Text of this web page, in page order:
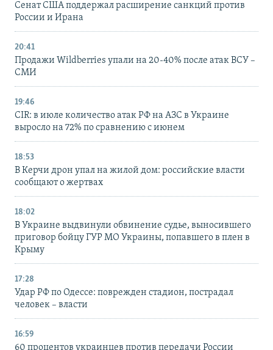
Сенат США поддержал расширение санкций против
России и Ирана
20:41
Продажи Wildberries упали на 20-40% после атак ВСУ –
СМИ
19:46
CIR: в июле количество атак РФ на АЗС в Украине
выросло на 72% по сравнению с июнем
18:53
В Керчи дрон упал на жилой дом: российские власти
сообщают о жертвах
18:02
В Украине выдвинули обвинение судье, выносившего
приговор бойцу ГУР МО Украины, попавшего в плен в
Крыму
17:28
Удар РФ по Одессе: поврежден стадион, пострадал
человек – власти
16:59
60 процентов украинцев против передачи России